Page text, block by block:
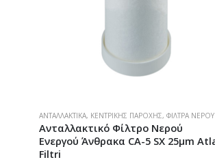
ΦΊΛΤΡΑ ΝΕΡΟΎ, ΦΊΛΤΡΑ ΝΕΡΟΎ ΚΆΤΩ ΠΆΓΚΟΥ
Φίλτρο Νερού Κάτω Πάγκου Μονό
10” DP-Λευκό 1/2” MFO SX-BW Atlas
Filtri